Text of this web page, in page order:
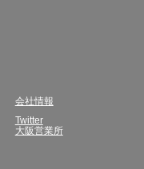
会社情報
Twitter
大阪営業所